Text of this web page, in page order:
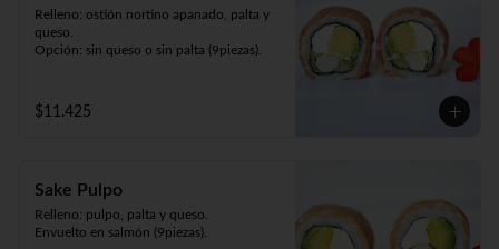
Relleno: ostión nortino apanado, palta y
queso.
Opción: sin queso o sin palta (9piezas).
$11.425
Sake Pulpo
Relleno: pulpo, palta y queso.
Envuelto en salmón (9piezas).